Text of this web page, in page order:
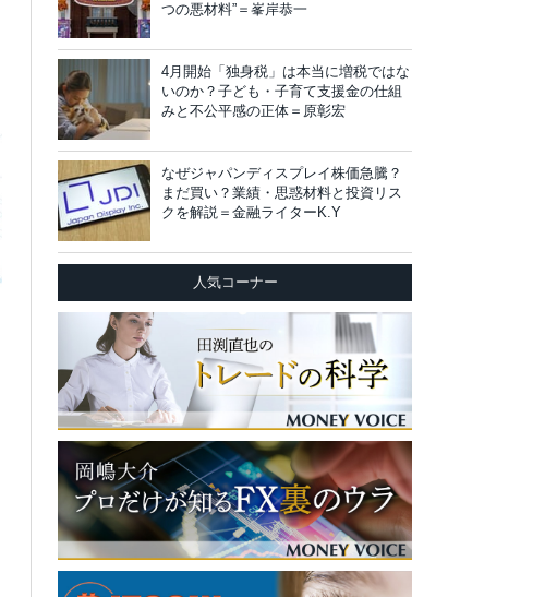
つの悪材料”＝峯岸恭一
4月開始「独身税」は本当に増税ではな
いのか？子ども・子育て支援金の仕組
みと不公平感の正体＝原彰宏
なぜジャパンディスプレイ株価急騰？
まだ買い？業績・思惑材料と投資リス
クを解説＝金融ライターK.Y
人気コーナー